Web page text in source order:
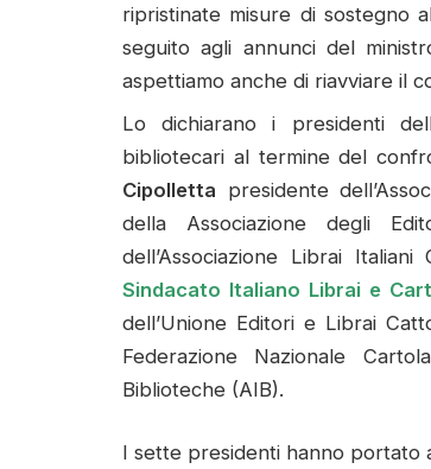
ripristinate misure di sostegno
seguito agli annunci del
aspettiamo anche di riavviare il
Lo dichiarano i presidenti
bibliotecari al termine del
Cipolletta presidente
della Associazione degli
dell’Associazione Librai
Sindacato Italiano Librai e
dell’Unione Editori e Librai
Federazione Nazionale
Biblioteche (AIB).
I sette presidenti hanno portato